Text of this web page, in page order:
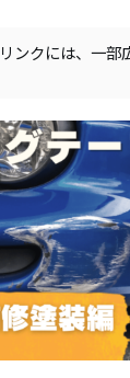
ンクには、一部